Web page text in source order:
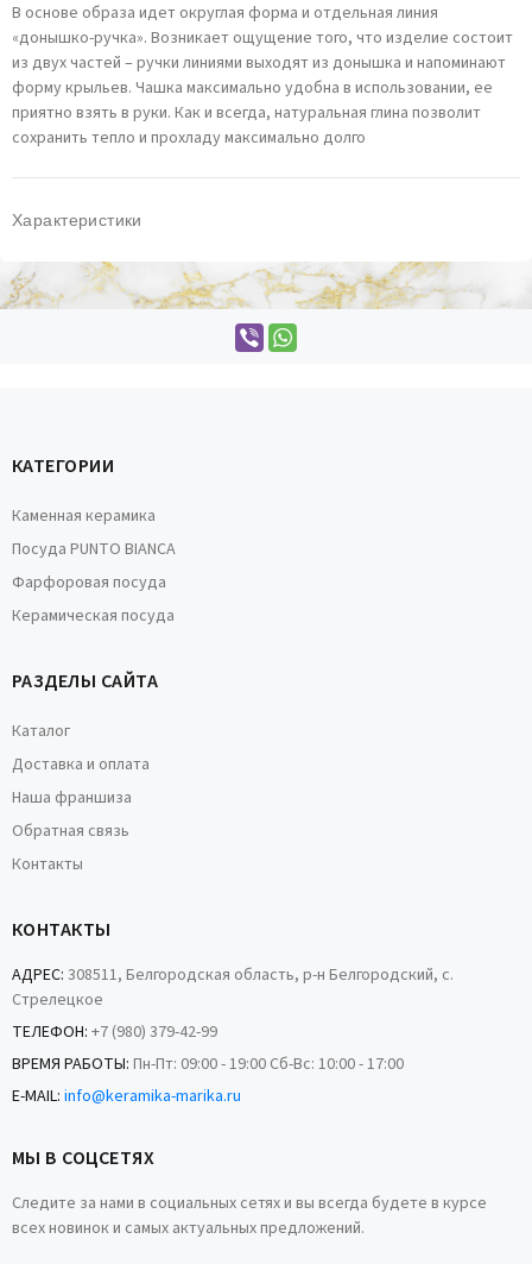
В основе образа идет округлая форма и отдельная линия
«донышко-ручка». Возникает ощущение того, что изделие состоит
из двух частей – ручки линиями выходят из донышка и напоминают
форму крыльев. Чашка максимально удобна в использовании, ее
приятно взять в руки. Как и всегда, натуральная глина позволит
сохранить тепло и прохладу максимально долго
Характеристики
КАТЕГОРИИ
Каменная керамика
Посуда PUNTO BIANCA
Фарфоровая посуда
Керамическая посуда
РАЗДЕЛЫ САЙТА
Каталог
Доставка и оплата
Наша франшиза
Обратная связь
Контакты
КОНТАКТЫ
АДРЕС: 308511, Белгородская область, р-н Белгородский, с.
Стрелецкое
ТЕЛЕФОН: +7 (980) 379-42-99
ВРЕМЯ РАБОТЫ: Пн-Пт: 09:00 - 19:00 Сб-Вс: 10:00 - 17:00
E-MAIL: info@keramika-marika.ru
МЫ В СОЦСЕТЯХ
Следите за нами в социальных сетях и вы всегда будете в курсе
всех новинок и самых актуальных предложений.